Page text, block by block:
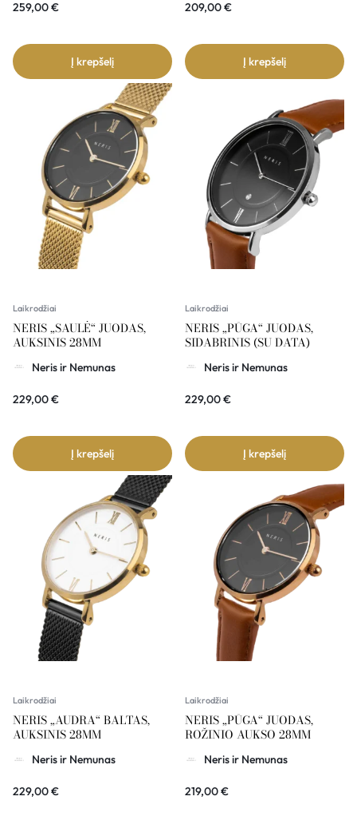
259,00€
Į krepšelį
209,00€
Į krepšelį
Laikrodžiai
NERIS „SAULĖ“ JUODAS,
AUKSINIS 28MM
Neris ir Nemunas
229,00€
Į krepšelį
Laikrodžiai
NERIS „PŪGA“ JUODAS,
SIDABRINIS (SU DATA)
Neris ir Nemunas
229,00€
Į krepšelį
Laikrodžiai
NERIS „AUDRA“ BALTAS,
AUKSINIS 28MM
Neris ir Nemunas
229,00€
Laikrodžiai
NERIS „PŪGA“ JUODAS,
ROŽINIO AUKSO 28MM
Neris ir Nemunas
219,00€